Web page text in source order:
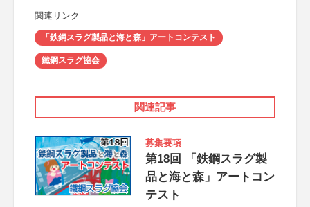
関連リンク
「鉄鋼スラグ製品と海と森」アートコンテスト
鐵鋼スラグ協会
関連記事
募集要項
第18回 「鉄鋼スラグ製
品と海と森」アートコン
テスト